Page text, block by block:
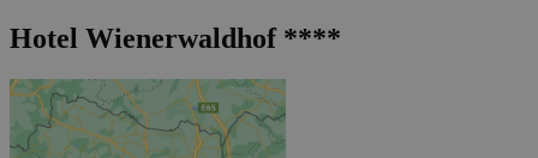
Hotel Wienerwaldhof ****